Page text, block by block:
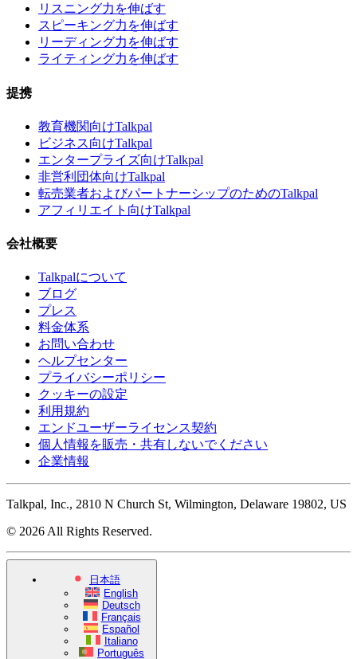
リスニング力を伸ばす
スピーキング力を伸ばす
リーディング力を伸ばす
ライティング力を伸ばす
提携
教育機関向けTalkpal
ビジネス向けTalkpal
エンタープライズ向けTalkpal
非営利団体向けTalkpal
転売業者およびパートナーシップのためのTalkpal
アフィリエイト向けTalkpal
会社概要
Talkpalについて
ブログ
プレス
料金体系
お問い合わせ
ヘルプセンター
プライバシーポリシー
クッキーの設定
利用規約
エンドユーザーライセンス契約
個人情報を販売・共有しないでください
企業情報
Talkpal, Inc., 2810 N Church St, Wilmington, Delaware 19802, US
© 2026 All Rights Reserved.
日本語
English
Deutsch
Français
Español
Italiano
Português